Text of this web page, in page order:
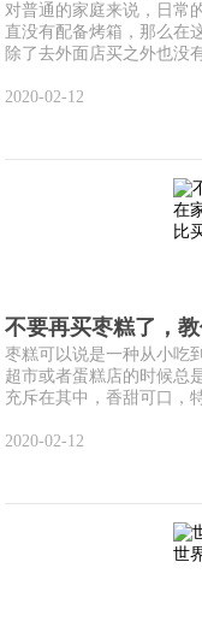
对普通的家庭来说，日常
直没有配备烤箱，那么在
除了去外面店买之外也没
2020-02-12
不要再买枣糕了，
枣糕可以说是一种从小吃
超市或者蛋糕店的时候总
充斥在其中，香甜可口，
2020-02-12